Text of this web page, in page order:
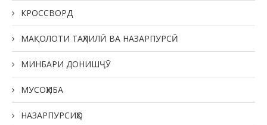
КРОССВОРД
МАҚОЛОТИ ТАҲЛИЛӢ ВА НАЗАРПУРСӢ
МИНБАРИ ДОНИШҶӮ
МУСОҲИБА
НАЗАРПУРСИҲО